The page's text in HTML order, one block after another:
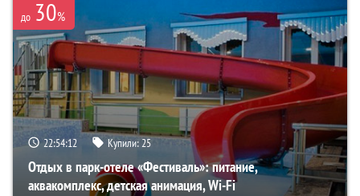
до 30%
22:54:10 Купили:25
Отдых в парк-отеле «Фестиваль»: питание,
аквакомплекс, детская анимация, Wi-Fi